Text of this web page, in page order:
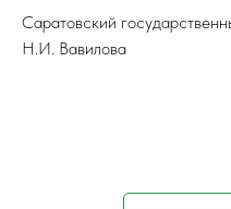
Саратовский
Н.И. Вавилова